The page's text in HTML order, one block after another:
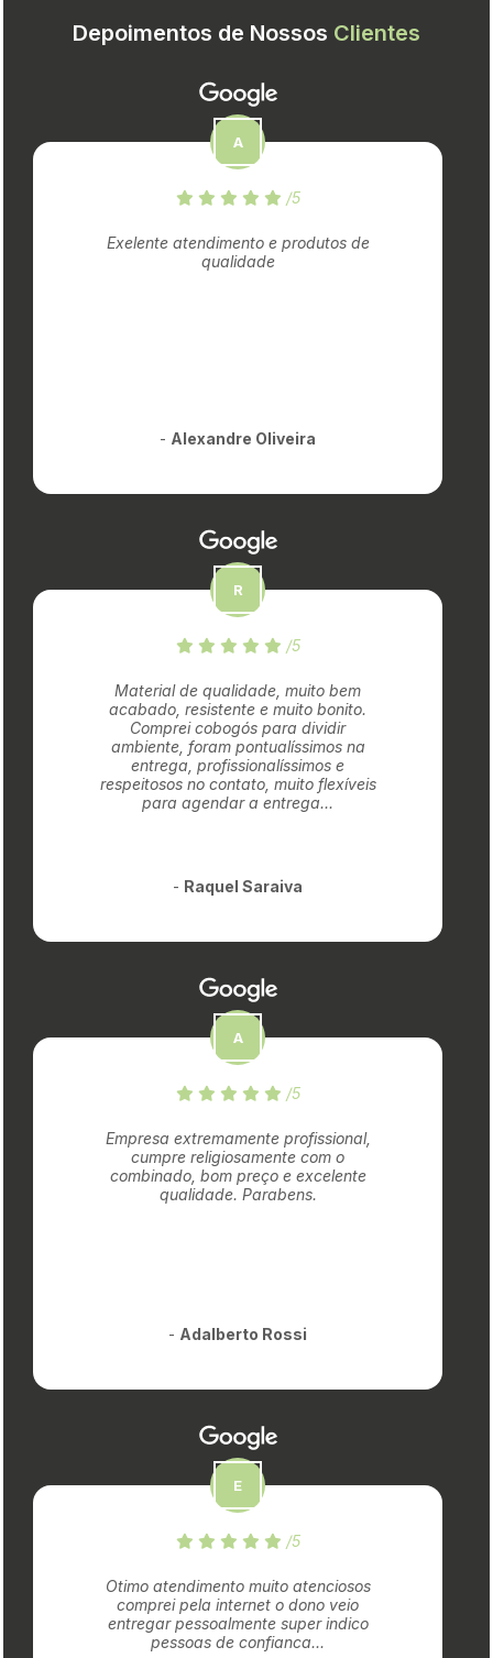
Depoimentos de Nossos Clientes
/5
Exelente atendimento e produtos de
qualidade
- Alexandre Oliveira
/5
Material de qualidade, muito bem
acabado, resistente e muito bonito.
Comprei cobogós para dividir
ambiente, foram pontualíssimos na
entrega, profissionalíssimos e
respeitosos no contato, muito flexíveis
para agendar a entrega...
- Raquel Saraiva
/5
Empresa extremamente profissional,
cumpre religiosamente com o
combinado, bom preço e excelente
qualidade. Parabens.
- Adalberto Rossi
/5
Otimo atendimento muito atenciosos
comprei pela internet o dono veio
entregar pessoalmente super indico
pessoas de confianca...